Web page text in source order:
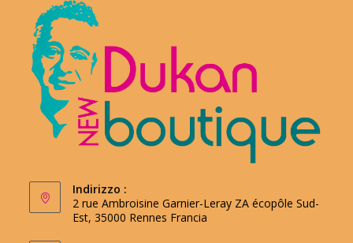
Indirizzo :
2 rue Ambroisine Garnier-Leray ZA écopôle Sud-
Est, 35000 Rennes Francia